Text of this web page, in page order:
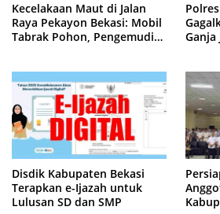
Kecelakaan Maut di Jalan
Raya Pekayon Bekasi: Mobil
Tabrak Pohon, Pengemudi
Disdik Kabupaten Bekasi
Terapkan e-Ijazah untuk
Lulusan SD dan SMP